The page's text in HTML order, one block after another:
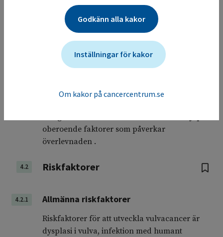
Mortaliteten har i vissa av studierna sjunkit
under samma tidsperiod . I en studie sågs
sjunkande siffror för äldre kvinnor (> 60 år)
men oförändrat hos yngre kvinnor (< 60 år) .
Femårsöverlevnaden ligger kring 90 % vid icke-
spridning till lymfkörtlar och närliggande
oberoende faktorer som påverkar
överlevnaden .
4.2 Riskfaktorer
4.2.1 Allmänna riskfaktorer
Riskfaktorer för att utveckla vulvacancer är
dysplasi i vulva, infektion med humant
Godkänn alla kakor
Inställningar för kakor
Om kakor på cancercentrum.se